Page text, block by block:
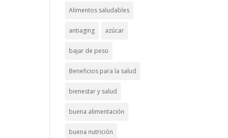
Alimentos saludables
antiaging azúcar
bajar de peso
Beneficios para la salud
bienestar y salud
buena alimentación
buena nutrición